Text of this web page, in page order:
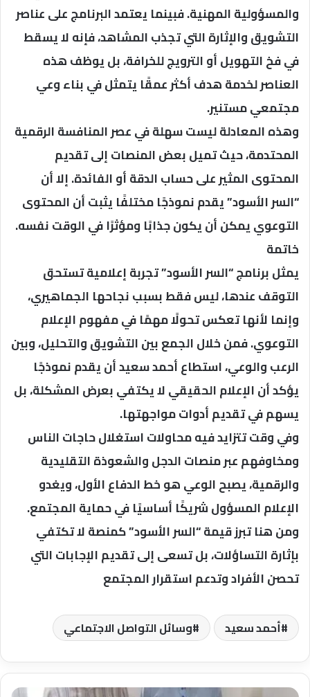
والمسؤولية المهنية. فبينما يعتمد البرنامج على عناصر
التشويق والإثارة التي تجذب المشاهد، فإنه لا يسقط
في فخ التهويل أو الترويج للخرافة، بل يوظف هذه
العناصر لخدمة هدف أكثر عمقًا يتمثل في بناء وعي
مجتمعي مستنير.
وهذه المعادلة ليست سهلة في عصر المنافسة الرقمية
المحتدمة، حيث تميل بعض المنصات إلى تقديم
المحتوى المثير على حساب الدقة أو الفائدة. إلا أن
“السر الأسود” يقدم نموذجًا مختلفًا يثبت أن المحتوى
التوعوي يمكن أن يكون جذابًا ومؤثرًا في الوقت نفسه.
خاتمة
يمثل برنامج “السر الأسود” تجربة إعلامية تستحق
التوقف عندها، ليس فقط بسبب نجاحها الجماهيري،
وإنما لأنها تعكس تحولًا مهمًا في مفهوم الإعلام
التوعوي. فمن خلال الجمع بين التشويق والتحليل، وبين
الرعب والوعي، استطاع أحمد سعيد أن يقدم نموذجًا
يؤكد أن الإعلام الحقيقي لا يكتفي بعرض المشكلة، بل
يسهم في تقديم أدوات مواجهتها.
وفي وقت تتزايد فيه محاولات استغلال حاجات الناس
ومخاوفهم عبر منصات الدجل والشعوذة التقليدية
والرقمية، يصبح الوعي هو خط الدفاع الأول، ويغدو
الإعلام المسؤول شريكًا أساسيًا في حماية المجتمع.
ومن هنا تبرز قيمة “السر الأسود” كمنصة لا تكتفي
بإثارة التساؤلات، بل تسعى إلى تقديم الإجابات التي
تحصن الأفراد وتدعم استقرار المجتمع
أحمد سعيد وسائل التواصل الاجتماعي
تحرير